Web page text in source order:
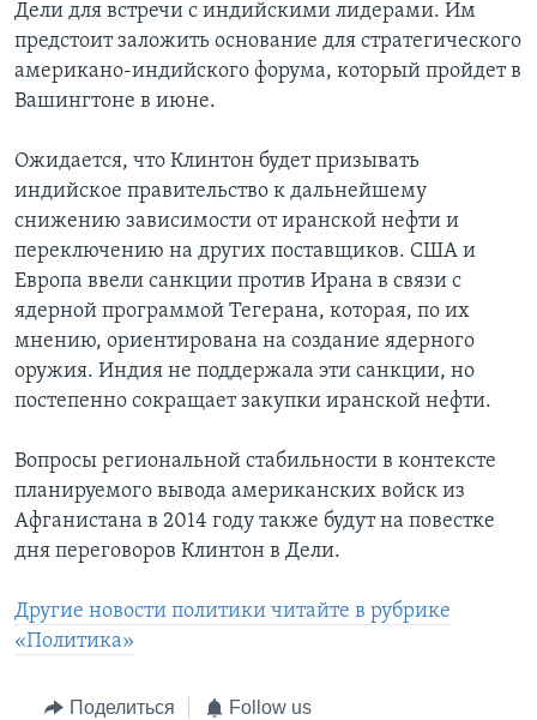
Дели для встречи с индийскими лидерами. Им
предстоит заложить основание для стратегического
американо-индийского форума, который пройдет в
Вашингтоне в июне.
Ожидается, что Клинтон будет призывать
индийское правительство к дальнейшему
снижению зависимости от иранской нефти и
переключению на других поставщиков. США и
Европа ввели санкции против Ирана в связи с
ядерной программой Тегерана, которая, по их
мнению, ориентирована на создание ядерного
оружия. Индия не поддержала эти санкции, но
постепенно сокращает закупки иранской нефти.
Вопросы региональной стабильности в контексте
планируемого вывода американских войск из
Афганистана в 2014 году также будут на повестке
дня переговоров Клинтон в Дели.
Другие новости политики читайте в рубрике
«Политика»
Поделиться Follow us